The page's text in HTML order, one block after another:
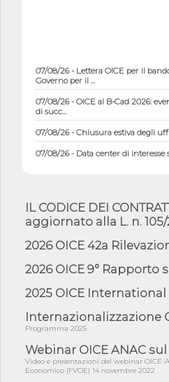
07/08/26 - Lettera OICE per il
Governo per il ...
07/08/26 - OICE al B-Cad 2026:
di succ...
07/08/26 - Chiusura estiva degli
07/08/26 - Data center di interesse
interventi pe...
07/08/26 - Ponte sullo Stretto di
sussistenza di...
07/08/26 - Tunnel Brennero, dal
costr...
06/08/26 - Istat, produzione
con ...
06/08/26 - DL PA approvato in
riqualificazione sism...
06/08/26 - CdM: approvato il d.lgs.
mate...
IL CODICE DEI
aggiornato alla L. n. 105/
2026 OICE 42a
2026 OICE 9°
2025 OICE
Internazionalizzazione
Programma 2025
Webinar OICE ANAC
Video e presentazioni del webinar OICE-
Economico (FVOE) 14 novembre 2022